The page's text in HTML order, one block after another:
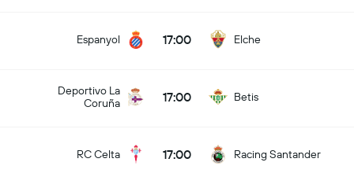
Espanyol 17:00 Elche
Deportivo La
Coruña
17:00 Betis
RC Celta 17:00 Racing Santander